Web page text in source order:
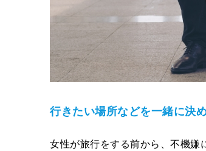
行きたい場所などを一緒に決
女性が旅行をする前から、不機嫌